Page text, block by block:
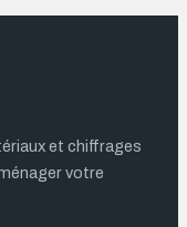
et chiffrages
votre